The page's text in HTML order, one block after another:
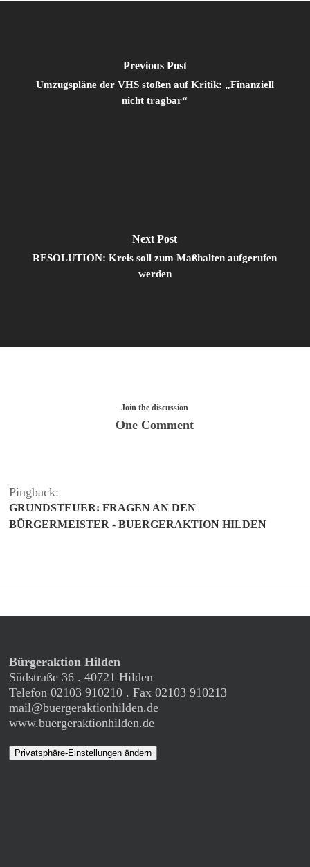
Previous Post
Umzugspläne der VHS stoßen auf Kritik: „Finanziell
nicht tragbar“
Next Post
RESOLUTION: Kreis soll zum Maßhalten aufgerufen
werden
Join the discussion
One Comment
Pingback:
GRUNDSTEUER: FRAGEN AN DEN
BÜRGERMEISTER - BUERGERAKTION HILDEN
Bürgeraktion Hilden
Südstraße 36 . 40721 Hilden
Telefon 02103 910210 . Fax 02103 910213
mail@buergeraktionhilden.de
www.buergeraktionhilden.de
Privatsphäre-Einstellungen ändern